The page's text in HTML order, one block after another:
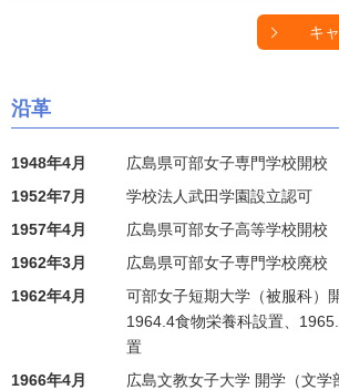
キ
沿革
1948年4月
広島県可部女子専門学校開校
1952年7月
学校法人武田学園設立認可
1957年4月
広島県可部女子高等学校開校
1962年3月
広島県可部女子専門学校廃校
1962年4月
可部女子短期大学（被服科）
1964.4食物栄養科設置、
置
1966年4月
広島文教女子大学 開学（文学